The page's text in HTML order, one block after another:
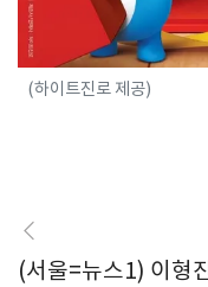
(하이트진로 제공)
(서울=뉴스1) 이형